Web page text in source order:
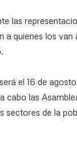
las
quienes los van
el 16 de
las
sectores de la